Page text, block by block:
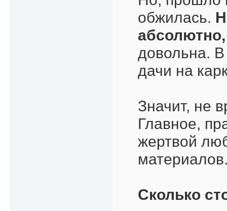
обжилась.
абсолютно,
довольна.
дачи на
Значит, не
Главное,
жертвой
Сколько